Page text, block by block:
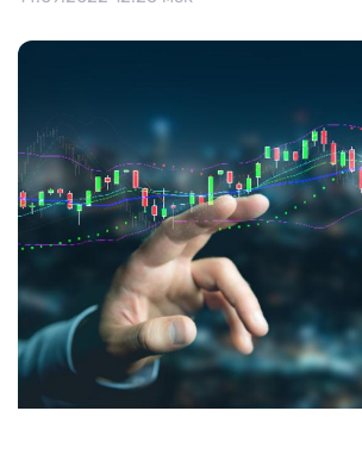
Контакты и обратная связь
8 (800) 350 24 74
Получить